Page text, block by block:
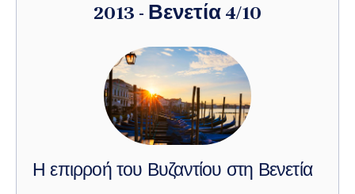
2013 - Βενετία 4/10
Η επιρροή του Βυζαντίου στη Βενετία